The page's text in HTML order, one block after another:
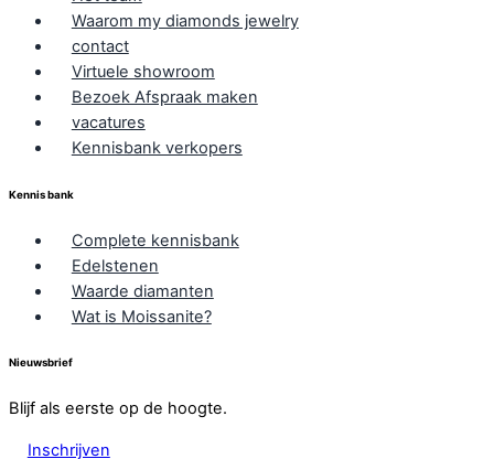
Waarom my diamonds jewelry
contact
Virtuele showroom
Bezoek Afspraak maken
vacatures
Kennisbank verkopers
Kennis bank
Complete kennisbank
Edelstenen
Waarde diamanten
Wat is Moissanite?
Nieuwsbrief
Blijf als eerste op de hoogte.
Inschrijven